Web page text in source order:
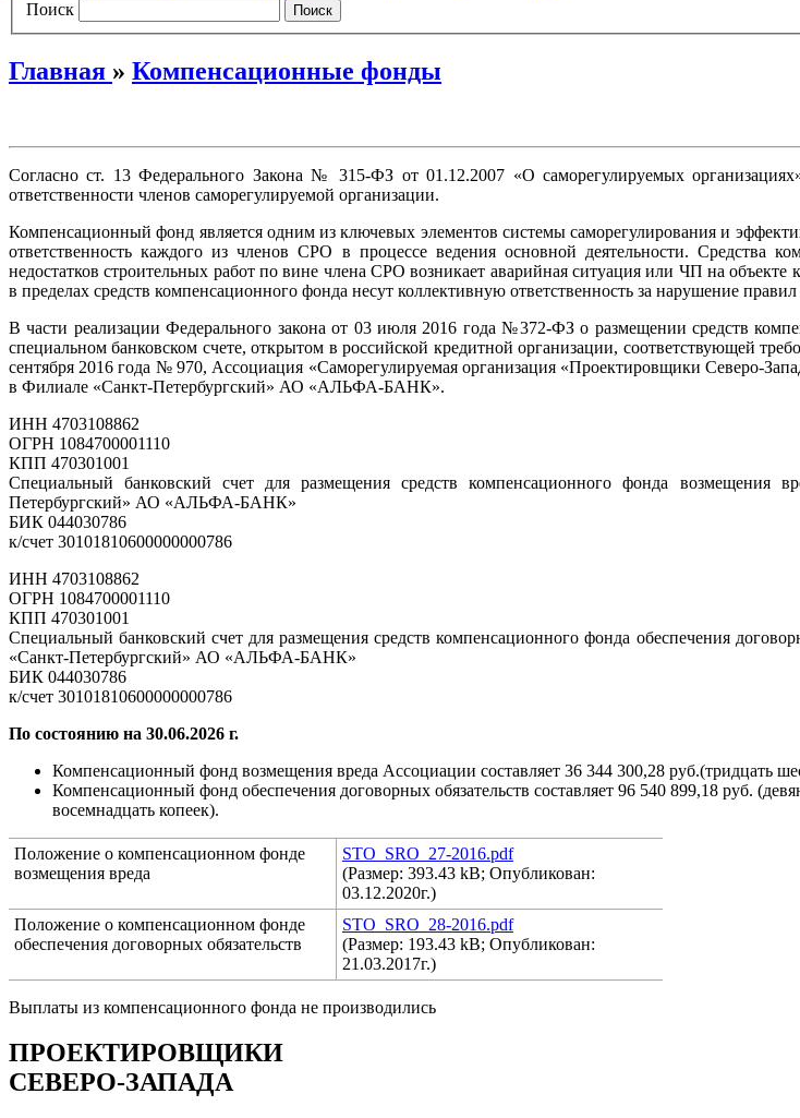
Поиск
Главная » Компенсационные фонды
Согласно ст. 13 Федерального Закона № 315-ФЗ от 01.12.2007 «О саморегулируемых
ответственности членов саморегулируемой организации.
Компенсационный фонд является одним из ключевых элементов системы саморегулирования и
ответственность каждого из членов СРО в процессе ведения основной деятельности. Средства
недостатков строительных работ по вине члена СРО возникает аварийная ситуация или ЧП на
в пределах средств компенсационного фонда несут коллективную ответственность за нарушение
В части реализации Федерального закона от 03 июля 2016 года №372-ФЗ о размещении средств
специальном банковском счете, открытом в российской кредитной организации, соответствующей
сентября 2016 года № 970, Ассоциация «Саморегулируемая организация «Проектировщики Северо-
в Филиале «Санкт-Петербургский» АО «АЛЬФА-БАНК».
ИНН 4703108862
ОГРН 1084700001110
КПП 470301001
Специальный банковский счет для размещения средств компенсационного фонда возмещения
Петербургский» АО «АЛЬФА-БАНК»
БИК 044030786
к/счет 30101810600000000786
ИНН 4703108862
ОГРН 1084700001110
КПП 470301001
Специальный банковский счет для размещения средств компенсационного фонда обеспечения
«Санкт-Петербургский» АО «АЛЬФА-БАНК»
БИК 044030786
к/счет 30101810600000000786
По состоянию на 30.06.2026 г.
Компенсационный фонд возмещения вреда Ассоциации составляет 36 344 300,28 руб.(тридцать
Компенсационный фонд обеспечения договорных обязательств составляет 96 540 899,18 руб.
восемнадцать копеек).
Положение о компенсационном фонде
возмещения вреда
STO_SRO_27-2016.pdf
(Размер: 393.43 kB; Опубликован:
03.12.2020г.)
Положение о компенсационном фонде
обеспечения договорных обязательств
STO_SRO_28-2016.pdf
(Размер: 193.43 kB; Опубликован:
21.03.2017г.)
Выплаты из компенсационного фонда не производились
ПРОЕКТИРОВЩИКИ
СЕВЕРО-ЗАПАДА